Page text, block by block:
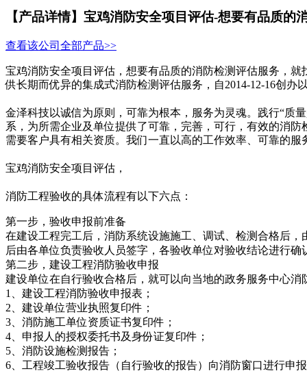
【产品详情】 宝鸡消防安全项目评估-想要有品质的
查看该公司全部产品>>
宝鸡消防安全项目评估，想要有品质的消防检测评估服务，
供长期而优异的集成式消防检测评估服务，自2014-12-16创办
金泽科技以诚信为原则，可靠为根本，服务为灵魂。践行“质
系，为所需企业及单位提供了可靠，完善，可行，有效的
需要客户具有相关资质。我们一直以高的工作效率、可靠的
宝鸡消防安全项目评估，
消防工程验收的具体流程有以下六点：
第一步，验收申报前准备
在建设工程完工后，消防系统设施施工、调试、检测合格后
后由各单位负责验收人员签字，各验收单位对验收结论进行
第二步，建设工程消防验收申报
建设单位在自行验收合格后，就可以向当地的政务服务中心
1、建设工程消防验收申报表；
2、建设单位营业执照复印件；
3、消防施工单位资质证书复印件；
4、申报人的授权委托书及身份证复印件；
5、消防设施检测报告；
6、工程竣工验收报告（自行验收的报告）向消防窗口进行申